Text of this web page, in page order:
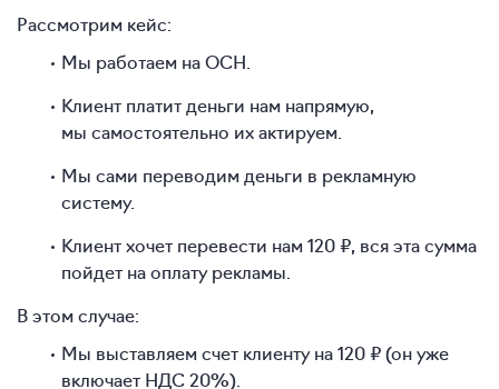
Рассмотрим кейс:
Мы работаем на ОСН.
Клиент платит деньги нам напрямую,
мы самостоятельно их актируем.
Мы сами переводим деньги в рекламную
систему.
Клиент хочет перевести нам 120 ₽, вся эта сумма
пойдет на оплату рекламы.
В этом случае:
Мы выставляем счет клиенту на 120 ₽ (он уже
включает НДС 20%).